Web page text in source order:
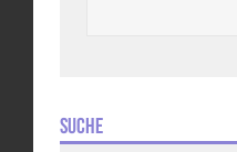
Suche